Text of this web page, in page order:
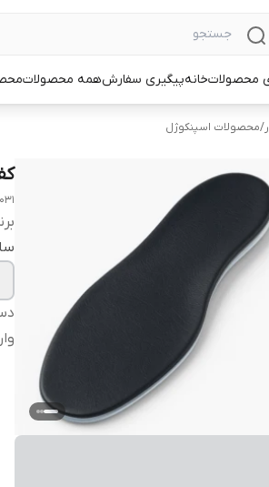
محصولاتخانهپیگیری سفارشهمه محصولات
/محصولات اسپنکوژل